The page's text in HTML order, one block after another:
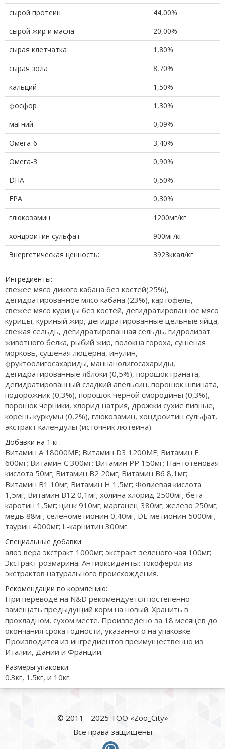
сырой протеин
44,00%
сырой жир и масла
20,00%
сырая клетчатка
1,80%
сырая зола
8,70%
кальций
1,50%
фосфор
1,30%
магний
0,09%
Омега-6
3,40%
Омега-3
0,90%
DHA
0,50%
EPA
0,30%
глюкозамин
1200мг/кг
хондроитин сульфат
900мг/кг
Энергетическая ценность:
3923ккал/кг
Ингредиенты:
свежее мясо дикого кабана без костей(25%),
дегидратированное мясо кабана (23%), картофель,
свежее мясо курицы без костей, дегидратированное мясо
курицы, куриный жир, дегидратированные цельные яйца,
свежая сельдь, дегидратированная сельдь, гидролизат
животного белка, рыбий жир, волокна гороха, сушеная
морковь, сушеная люцерна, инулин,
фруктоолигосахариды, маннанолигосахариды,
дегидратированные яблоки (0,5%), порошок граната,
дегидратированный сладкий апельсин, порошок шпината,
подорожник (0,3%), порошок черной смородины (0,3%),
порошок черники, хлорид натрия, дрожжи сухие пивные,
корень куркумы (0,2%), глюкозамин, хондроитин сульфат,
экстракт календулы (источник лютеина).
Добавки на 1 кг:
Витамин А 18000МЕ; Витамин D3 1200МЕ; Витамин Е
600мг; Витамин С 300мг; Витамин РР 150мг; Пантотеновая
кислота 50мг; Витамин В2 20мг; Витамин В6 8,1мг;
Витамин В1 10мг; Витамин Н 1,5мг; Фолиевая кислота
1,5мг; Витамин В12 0,1мг; холина хлорид 2500мг; бета-
каротин 1,5мг; цинк 910мг; марганец 380мг; железо 250мг;
медь 88мг; селенометионин 0,40мг; DL-метионин 5000мг;
таурин 4000мг; L-карнитин 300мг.
Специальные добавки:
алоэ вера экстракт 1000мг; экстракт зеленого чая 100мг;
Экстракт розмарина. Антиоксиданты: токоферол из
экстрактов натурального происхождения.
Рекомендации по кормлению:
При переводе на N&D рекомендуется постепенно
замещать предыдущий корм на новый. Хранить в
прохладном, сухом месте. Произведено за 18 месяцев до
окончания срока годности, указанного на упаковке.
Производится из ингредиентов преимущественно из
Италии, Дании и Франции.
Размеры упаковки:
0.3кг, 1.5кг, и 10кг.
© 2011 - 2025 ТОО «Zoo_City»
Все права защищены